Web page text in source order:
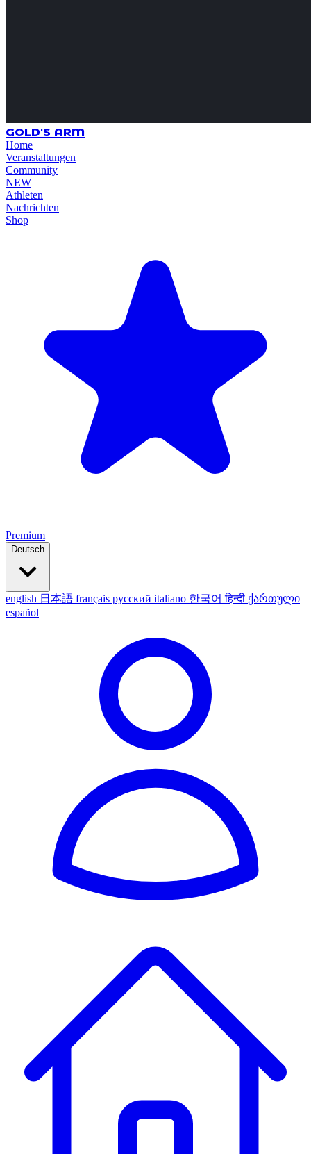
GOLD'S ARM
Home
Veranstaltungen
Community
NEW
Athleten
Nachrichten
Shop
Premium
Deutsch
english 日本語 français русский italiano 한국어हिन्दी ქართული
español